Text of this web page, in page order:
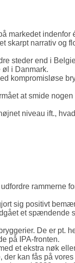
markedet indenfor
skarpt narrativ og
steder end i
øl i Danmark.
kompromisløse
at smide nogen
niveau ift.,
rammerne
sig positivt
et spændende
De er pt.
på IPA-fronten.
et ekstra nøk
kan fås på vores